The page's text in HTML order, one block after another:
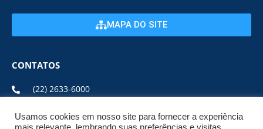
MAPA DO SITE
CONTATOS
(22) 2633-6000
ENDEREÇO E HORÁRIO
Usamos cookies em nosso site para fornecer a experiência